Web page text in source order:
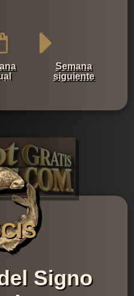
Semana
siguiente
Signo